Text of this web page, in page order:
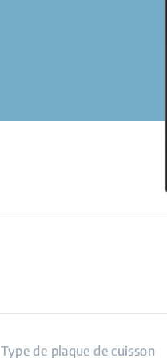
Type de plaque de cuisson